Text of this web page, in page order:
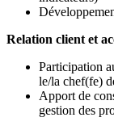
Relation client et
Participation
le/la chef(fe)
Apport de
gestion des